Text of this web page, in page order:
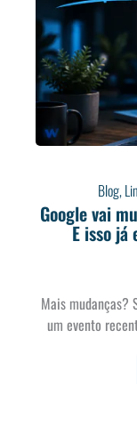
Blog,
Google vai
E isso já
Mais mudanças?
um evento